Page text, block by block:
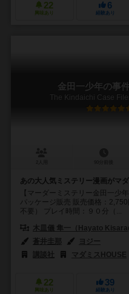
22
興味あり
6
経験あり
金田一少年の事
The Kindaichi Case
あの大人気ミステリー漫画がマダ
【マーダーミステリー金田一少
パッケージ販売 販売価格：
不要） プレイ時間：９０分（...
木皿儀 隼一（Hayato
蒼井圭那
ヨジー
講談社
マダミスHOUSE
22
興味あり
39
経験あり